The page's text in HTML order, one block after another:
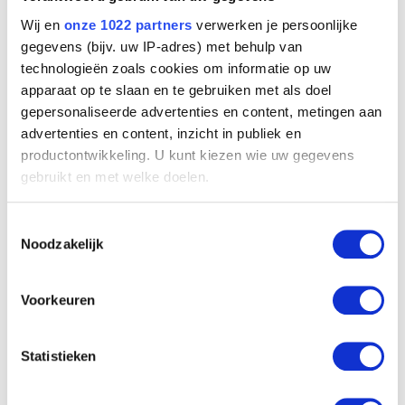
Wij en onze 1022 partners verwerken je persoonlijke
gegevens (bijv. uw IP-adres) met behulp van
technologieën zoals cookies om informatie op uw
apparaat op te slaan en te gebruiken met als doel
gepersonaliseerde advertenties en content, metingen aan
advertenties en content, inzicht in publiek en
productontwikkeling. U kunt kiezen wie uw gegevens
gebruikt en met welke doelen.
Informatie verzamelen over uw geografische
locatie, die tot een paar meter nauwkeurig kan zijn
scannen op specifieke eigenschappen (fingerprinting)
detailgedeeltein.
U kunt uw toestemming op elk moment wijzigen of
Noodzakelijk
Voorkeuren
Statistieken
Gesprek
Edgard Tytgat